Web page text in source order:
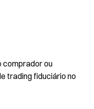
comprador ou
trading fiduciário no